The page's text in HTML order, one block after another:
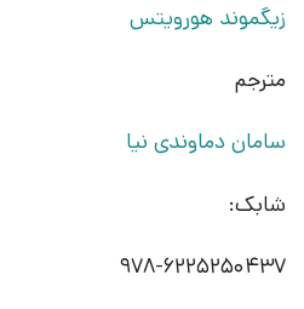
زیگموند هورویتس
مترجم
سامان دماوندی نیا
شابک: